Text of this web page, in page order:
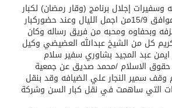
وسفيرات إجلال برنامج (وقار رمضان) لكبار
السن يوم الخميس الموافق 15/9من اجمل الليال وعند حضوركبار
وبحفاوه ومحبه من فريق رساله وكان
كل من الشيخ عبدالله العضيضي وكيل
ايمن عبد المجيد بشاوري سفير سلام
حقوق الاسلام /محمد صديق عن جمعية
وقف سمير النجار علي الضيافه وقد بنقل
التي ساهمت في نقل كبار السن وشركة